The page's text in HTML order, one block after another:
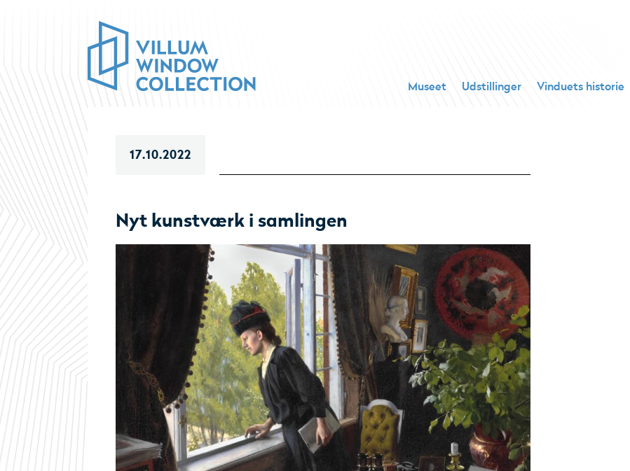
Museet Udstillinger Vinduets historie
17.10.2022
Nyt kunstværk i samlingen